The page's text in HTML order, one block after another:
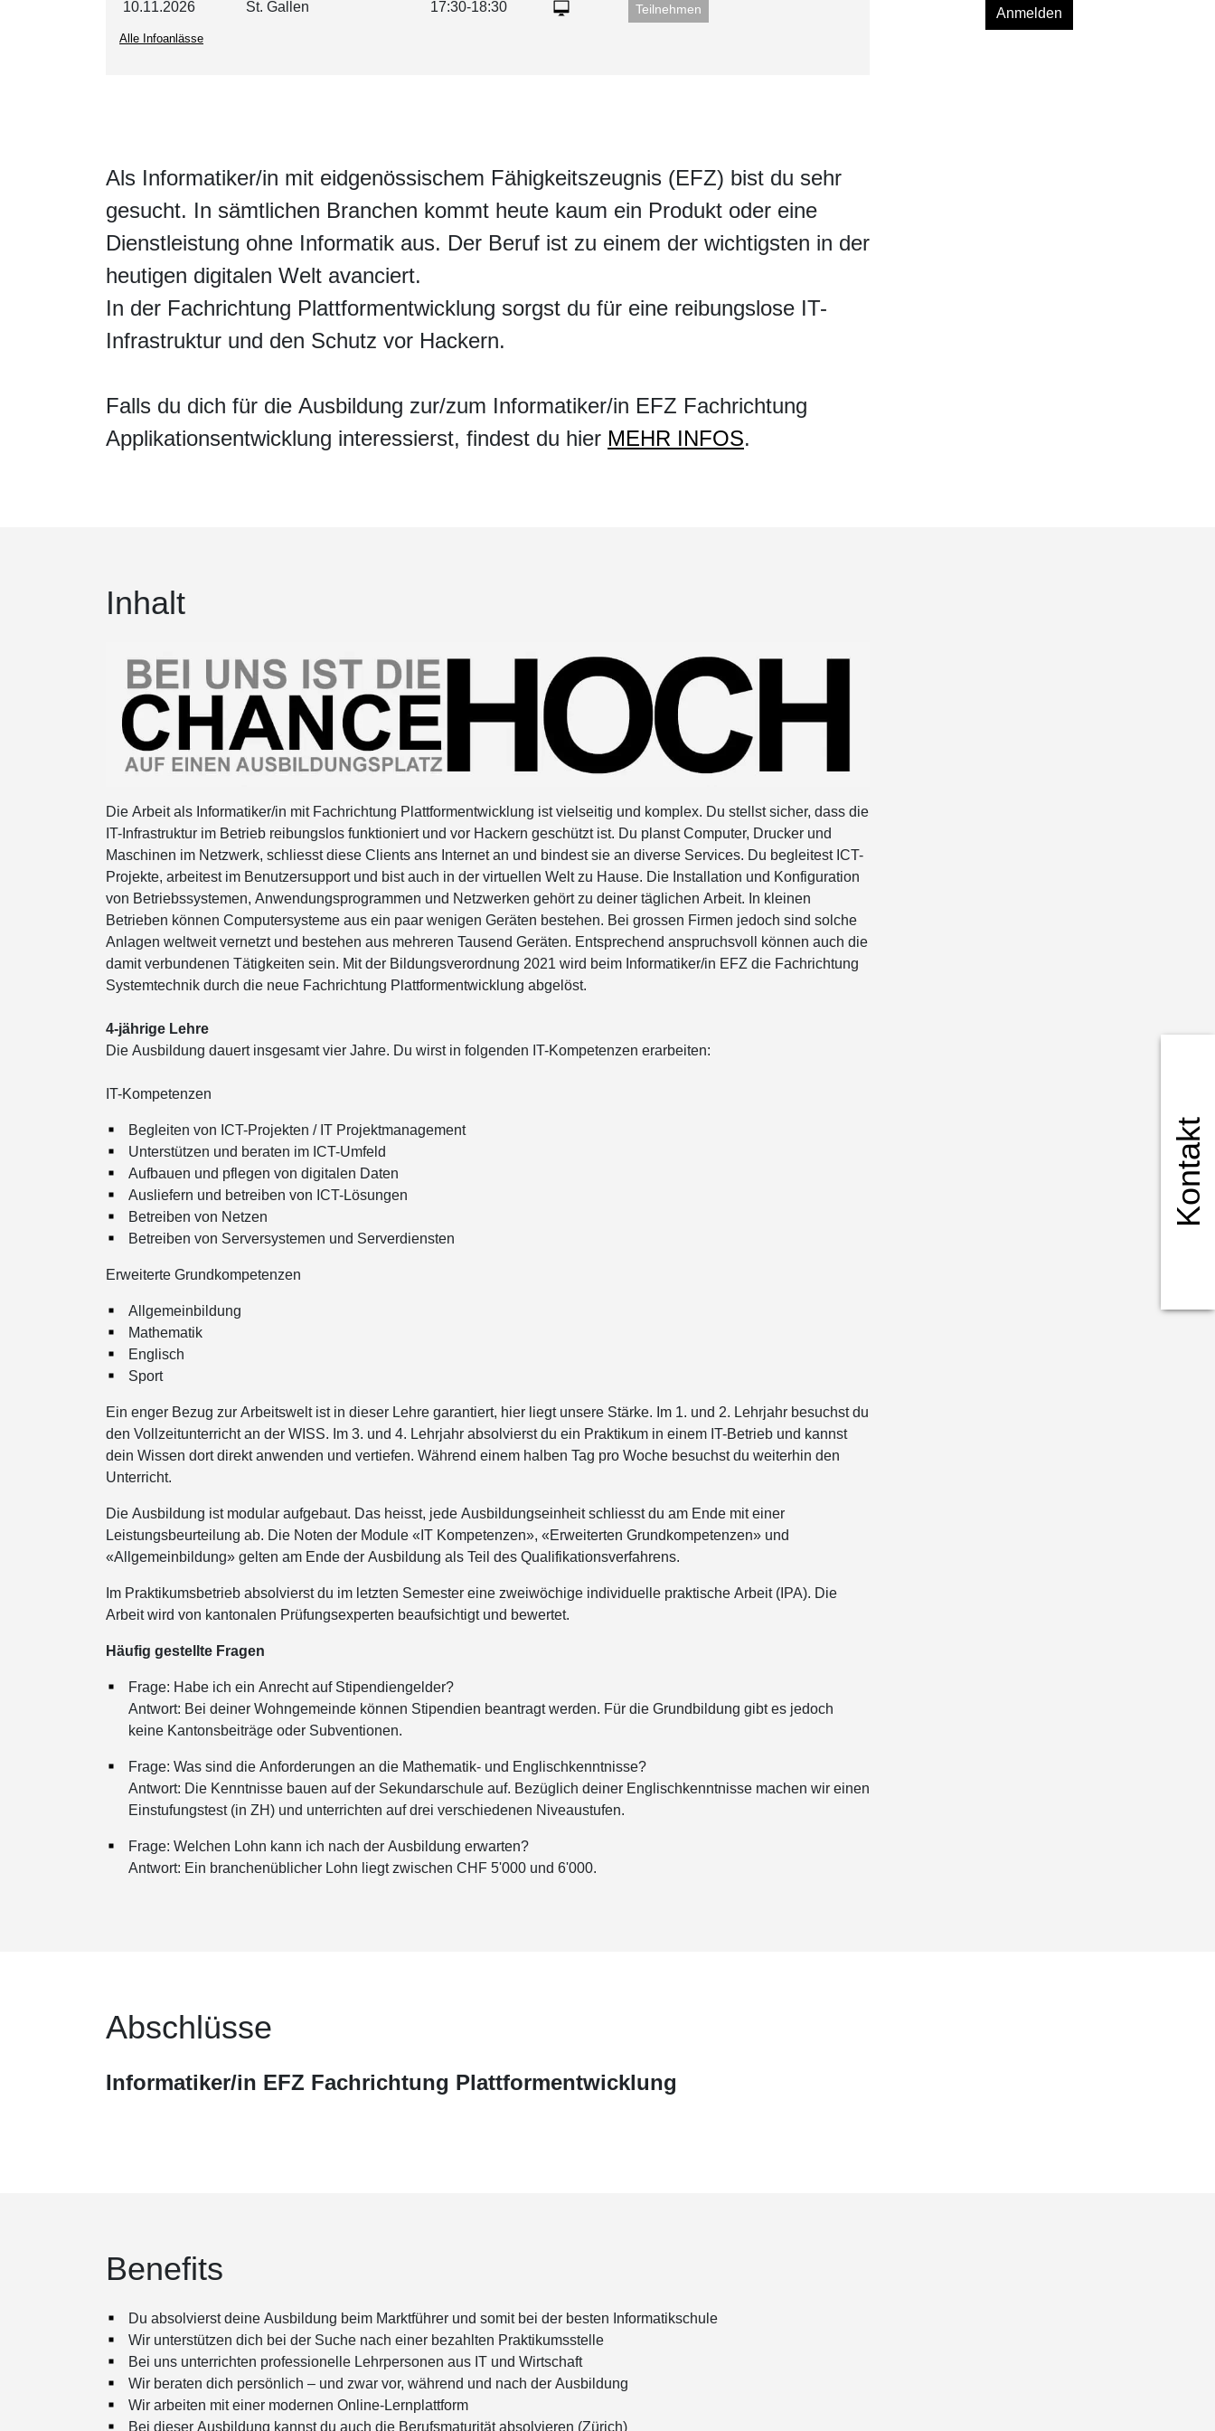
WISS/HEV
Kontakt
Anmelden
10.11.2026 St. Gallen 17:30-18:30 Teilnehmen
Alle Infoanlässe
Als Informatiker/in mit eidgenössischem Fähigkeitszeugnis (EFZ) bist du sehr
gesucht. In sämtlichen Branchen kommt heute kaum ein Produkt oder eine
Dienstleistung ohne Informatik aus. Der Beruf ist zu einem der wichtigsten in der
heutigen digitalen Welt avanciert.
In der Fachrichtung Plattformentwicklung sorgst du für eine reibungslose IT-
Infrastruktur und den Schutz vor Hackern.
Falls du dich für die Ausbildung zur/zum Informatiker/in EFZ Fachrichtung
Applikationsentwicklung interessierst, findest du hier MEHR INFOS.
Inhalt
Die Arbeit als Informatiker/in mit Fachrichtung Plattformentwicklung ist vielseitig und komplex. Du stellst sicher, dass die
IT-Infrastruktur im Betrieb reibungslos funktioniert und vor Hackern geschützt ist. Du planst Computer, Drucker und
Maschinen im Netzwerk, schliesst diese Clients ans Internet an und bindest sie an diverse Services. Du begleitest ICT-
Projekte, arbeitest im Benutzersupport und bist auch in der virtuellen Welt zu Hause. Die Installation und Konfiguration
von Betriebssystemen, Anwendungsprogrammen und Netzwerken gehört zu deiner täglichen Arbeit. In kleinen
Betrieben können Computersysteme aus ein paar wenigen Geräten bestehen. Bei grossen Firmen jedoch sind solche
Anlagen weltweit vernetzt und bestehen aus mehreren Tausend Geräten. Entsprechend anspruchsvoll können auch die
damit verbundenen Tätigkeiten sein. Mit der Bildungsverordnung 2021 wird beim Informatiker/in EFZ die Fachrichtung
Systemtechnik durch die neue Fachrichtung Plattformentwicklung abgelöst.
4-jährige Lehre
Die Ausbildung dauert insgesamt vier Jahre. Du wirst in folgenden IT-Kompetenzen erarbeiten:
IT-Kompetenzen
Begleiten von ICT-Projekten / IT Projektmanagement
Unterstützen und beraten im ICT-Umfeld
Aufbauen und pflegen von digitalen Daten
Ausliefern und betreiben von ICT-Lösungen
Betreiben von Netzen
Betreiben von Serversystemen und Serverdiensten
Erweiterte Grundkompetenzen
Allgemeinbildung
Mathematik
Englisch
Sport
Ein enger Bezug zur Arbeitswelt ist in dieser Lehre garantiert, hier liegt unsere Stärke. Im 1. und 2. Lehrjahr besuchst du
den Vollzeitunterricht an der WISS. Im 3. und 4. Lehrjahr absolvierst du ein Praktikum in einem IT-Betrieb und kannst
dein Wissen dort direkt anwenden und vertiefen. Während einem halben Tag pro Woche besuchst du weiterhin den
Unterricht.
Die Ausbildung ist modular aufgebaut. Das heisst, jede Ausbildungseinheit schliesst du am Ende mit einer
Leistungsbeurteilung ab. Die Noten der Module «IT Kompetenzen», «Erweiterten Grundkompetenzen» und
«Allgemeinbildung» gelten am Ende der Ausbildung als Teil des Qualifikationsverfahrens.
Im Praktikumsbetrieb absolvierst du im letzten Semester eine zweiwöchige individuelle praktische Arbeit (IPA). Die
Arbeit wird von kantonalen Prüfungsexperten beaufsichtigt und bewertet.
Häufig gestellte Fragen
Frage: Habe ich ein Anrecht auf Stipendiengelder?
Antwort: Bei deiner Wohngemeinde können Stipendien beantragt werden. Für die Grundbildung gibt es jedoch
keine Kantonsbeiträge oder Subventionen.
Frage: Was sind die Anforderungen an die Mathematik- und Englischkenntnisse?
Antwort: Die Kenntnisse bauen auf der Sekundarschule auf. Bezüglich deiner Englischkenntnisse machen wir einen
Einstufungstest (in ZH) und unterrichten auf drei verschiedenen Niveaustufen.
Frage: Welchen Lohn kann ich nach der Ausbildung erwarten?
Antwort: Ein branchenüblicher Lohn liegt zwischen CHF 5'000 und 6'000.
Abschlüsse
Informatiker/in EFZ Fachrichtung Plattformentwicklung
Benefits
Du absolvierst deine Ausbildung beim Marktführer und somit bei der besten Informatikschule
Wir unterstützen dich bei der Suche nach einer bezahlten Praktikumsstelle
Bei uns unterrichten professionelle Lehrpersonen aus IT und Wirtschaft
Wir beraten dich persönlich – und zwar vor, während und nach der Ausbildung
Wir arbeiten mit einer modernen Online-Lernplattform
Bei dieser Ausbildung kannst du auch die Berufsmaturität absolvieren (Zürich)
Diese Webseite verwendet Cookies.
Wir verwenden Cookies, um Inhalte und Anzeigen zu personalisieren, Funktionen für soziale Medien
anbieten zu können und die Zugriffe auf unsere Website zu analysieren. Ausserdem geben wir
Informationen zu Ihrer Verwendung unserer Website an unsere Partner für soziale Medien,
weiteren Daten zusammen, die Sie ihnen bereitgestellt haben oder die sie im Rahmen Ihrer Nutzung